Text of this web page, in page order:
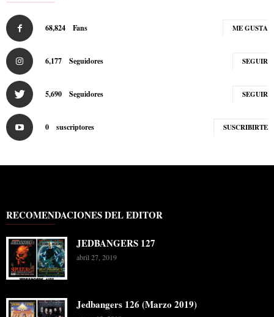
68,824 Fans ME GUSTA
6,177 Seguidores SEGUIR
5,690 Seguidores SEGUIR
0 suscriptores SUSCRIBIRTE
RECOMENDACIONES DEL EDITOR
JEDBANGERS 127
abril 27, 2019
Jedbangers 126 (Marzo 2019)